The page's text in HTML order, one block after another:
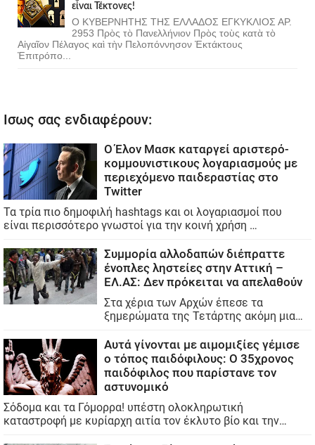
εἶναι Τέκτονες!
Ο ΚΥΒΕΡΝΗΤΗΣ ΤΗΣ ΕΛΛΑΔΟΣ ΕΓΚΥΚΛΙΟΣ ΑΡ.
2953 Πρὸς τὸ Πανελλήνιον Πρὸς τοὺς κατὰ τὸ
Αἰγαῖον Πέλαγος καὶ τὴν Πελοπόννησον Ἐκτάκτους
Ἐπιτρόπο...